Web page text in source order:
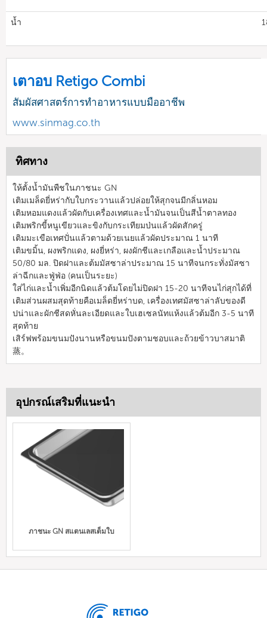
น้ำ
เตาอบ Retigo Combi
สัมผัสศาสตร์การทำอาหารแบบมืออาชีพ
www.sinmag.co.th
ทิศทาง
ให้ตั้งน้ำมันพืชในภาชนะ GN
เติมเมล็ดยี่หร่ากับใบกระวานแล้วปล่อยให้สุกจนมีกลิ่นหอม
เติมหอมแดงแล้วผัดกับเครื่องเทศและน้ำมันจนเป็นสีน้ำตาลทอง
เติมพริกขี้หนูเขียวและขิงกับกระเทียมป่นแล้วผัดสักครู่
เติมมะเขือเทศปั่นแล้วตามด้วยเนยแล้วผัดประมาณ 1 นาที
เติมขมิ้น, ผงพริกแดง, ผงยี่หร่า, ผงผักชีและเกลือและน้ำประมาณ
50/80 มล. ปิดฝาและต้มมัสซาล่าประมาณ 15 นาทีจนกระทั่งมัสซา
ล่าฉีกและฟู่ฟ่อ (คนเป็นระยะ)
ใส่ไก่และน้ำเพิ่มอีกนิดแล้วต้มโดยไม่ปิดฝา 15-20 นาทีจนไก่สุกได้ที่
เติมส่วนผสมสุดท้ายคือเมล็ดยี่หร่าบด, เครื่องเทศมัสซาล่าลับของดี
ปน่าและผักชีสดหั่นละเอียดและใบเฮเซลนัทแห้งแล้วต้มอีก 3-5 นาที
สุดท้าย
เสิร์ฟพร้อมขนมปังนานหรือขนมปังตามชอบและถ้วยข้าวบาสมาติ
蒸。
อุปกรณ์เสริมที่แนะนำ
ภาชนะ GN สแตนเลสเต็มใบ